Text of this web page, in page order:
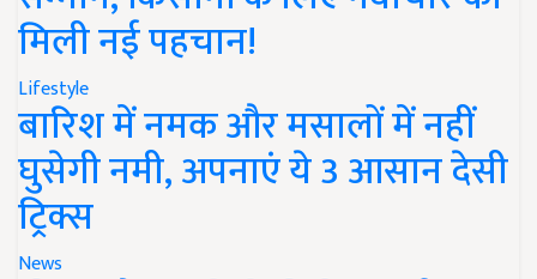
मिली नई पहचान!
Lifestyle
बारिश में नमक और मसालों में नहीं
घुसेगी नमी, अपनाएं ये 3 आसान देसी
ट्रिक्स
News